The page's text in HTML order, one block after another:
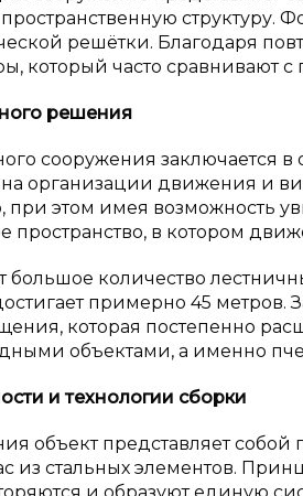
структуру.
решётки. Благодаря
который часто сравнивают
решения
сооружения заключается
организации движения и
этом имея возможность
в котором
большое количество
примерно 45 метров.
которая постепенно
объектами, а именно
итехнологии сборки
объект представляет
из стальных элементов.